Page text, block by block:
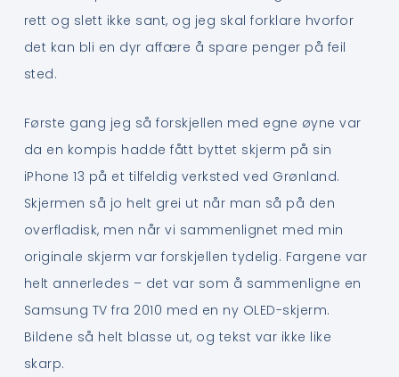
rett og slett ikke sant, og jeg skal forklare hvorfor
det kan bli en dyr affære å spare penger på feil
sted.
Første gang jeg så forskjellen med egne øyne var
da en kompis hadde fått byttet skjerm på sin
iPhone 13 på et tilfeldig verksted ved Grønland.
Skjermen så jo helt grei ut når man så på den
overfladisk, men når vi sammenlignet med min
originale skjerm var forskjellen tydelig. Fargene var
helt annerledes – det var som å sammenligne en
Samsung TV fra 2010 med en ny OLED-skjerm.
Bildene så helt blasse ut, og tekst var ikke like
skarp.